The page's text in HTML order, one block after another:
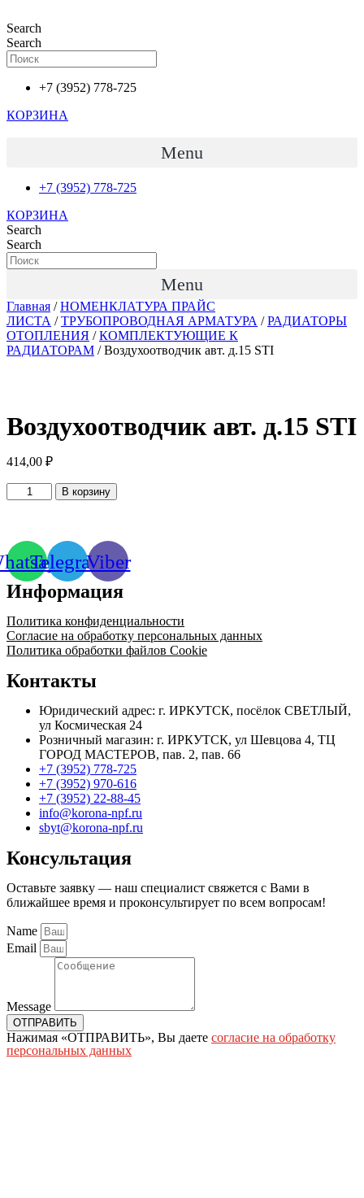
к
содержимому
Search
Search
+7 (3952) 778-725
КОРЗИНА
Menu
+7 (3952) 778-725
КОРЗИНА
Search
Search
Menu
Главная /НОМЕНКЛАТУРА ПРАЙС
ЛИСТА /ТРУБОПРОВОДНАЯ АРМАТУРА /РАДИАТОРЫ
ОТОПЛЕНИЯ /КОМПЛЕКТУЮЩИЕ К
РАДИАТОРАМ / Воздухоотводчик авт. д.15 STI
Воздухоотводчик авт. д.15 STI
414,00 ₽
Количество
товара
д.15
STI
В корзину
TelegramViber
Информация
Политика конфиденциальности
Согласие на обработку персональных данных
Политика обработки файлов Cookie
Контакты
Юридический адрес: г. ИРКУТСК, посёлок СВЕТЛЫЙ,
ул Космическая 24
Розничный магазин: г. ИРКУТСК, ул Шевцова 4, ТЦ
ГОРОД МАСТЕРОВ, пав. 2, пав. 66
+7 (3952) 778-725
+7 (3952) 970-616
+7 (3952) 22-88-45
info@korona-npf.ru
sbyt@korona-npf.ru
Консультация
Оставьте заявку — наш специалист свяжется с Вами в
ближайшее время и проконсультирует по всем вопросам!
Name
Email
Message
ОТПРАВИТЬ
Нажимая «ОТПРАВИТЬ», Вы даете согласие на обработку
персональных данных